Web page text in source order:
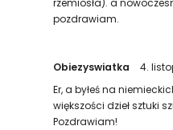
rzemiosła). a
pozdrawiam.
Obiezyswiatka
4.
Er, a byłeś na
większości dzieł sztuki
Pozdrawiam!